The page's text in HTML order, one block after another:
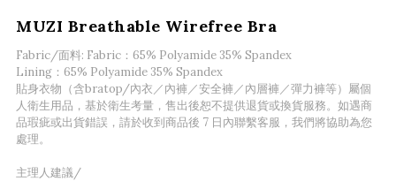
MUZI Breathable Wirefree Bra
Fabric/面料: Fabric：65% Polyamide 35% Spandex
Lining：65% Polyamide 35% Spandex
貼身衣物（含bratop/內衣／內褲／安全褲／內層褲／彈力褲等）屬個
人衛生用品，基於衛生考量，售出後恕不提供退貨或換貨服務。如遇商
品瑕疵或出貨錯誤，請於收到商品後 7 日內聯繫客服，我們將協助為您
處理。
主理人建議/